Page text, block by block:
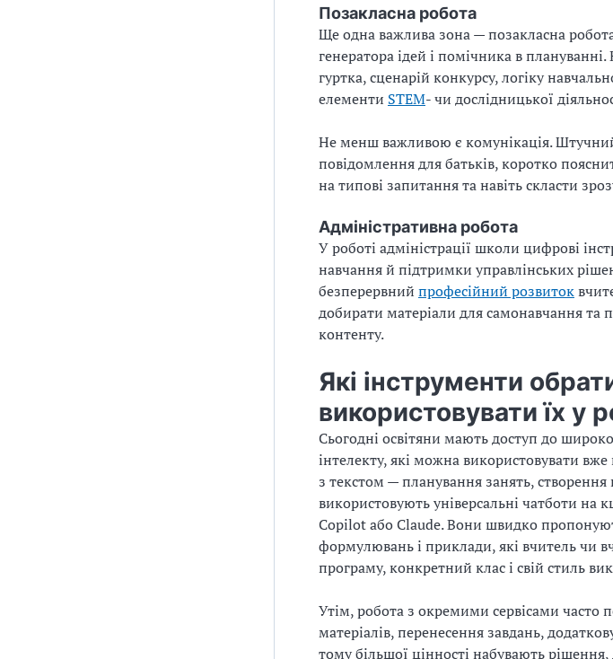
Позакласна робота
Ще одна важлива зона — позакласна
генератора ідей і помічника в
гуртка, сценарій конкурсу, логіку
елементи STEM- чи дослідницької
Не менш важливою є комунікація.
повідомлення для батьків, коротко
на типові запитання та навіть скласти
Адміністративна робота
У роботі адміністрації школи цифрові
навчання й підтримки управлінських
безперервний професійний розвиток
добирати матеріали для самонавчання
контенту.
Які інструменти
використовувати їх у
Сьогодні освітяни мають доступ до
інтелекту, які можна використовувати
з текстом — планування занять, створення
використовують універсальні чатботи на
Copilot або Claude. Вони швидко
формулювань і приклади, які вчитель чи
програму, конкретний клас і свій стиль
Утім, робота з окремими сервісами часто
матеріалів, перенесення завдань,
тому більшої цінності набувають